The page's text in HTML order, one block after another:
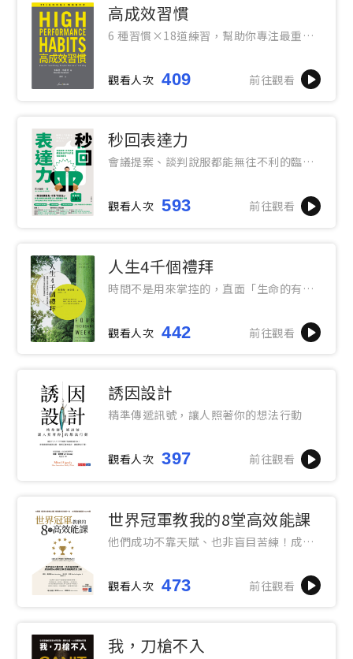
高成效習慣
6 種習慣×18道練習，幫助你專注最重要
觀看人次 409 前往觀看
秒回表達力
會議提案、談判說服都能無往不利的臨場
觀看人次 593 前往觀看
人生4千個禮拜
時間不是用來掌控的，直面「生命的有
觀看人次 442 前往觀看
誘因設計
精準傳遞訊號，讓人照著你的想法行動
觀看人次 397 前往觀看
世界冠軍教我的8堂高效能課
他們成功不靠天賦、也非盲目苦練！成功
觀看人次 473 前往觀看
我，刀槍不入